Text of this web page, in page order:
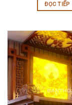
ĐỌC TIẾP